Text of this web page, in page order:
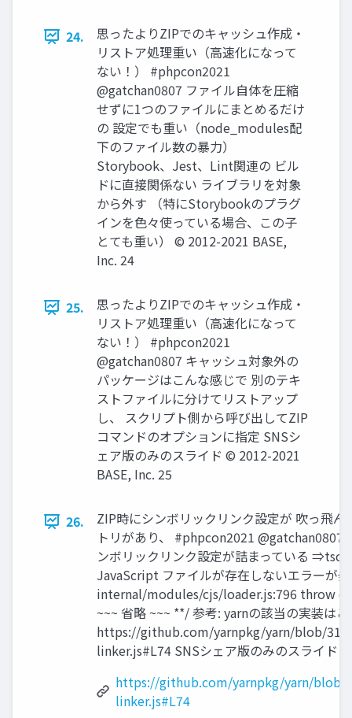
24.
思ったよりZIPでのキャッシュ作成・
リストア処理重い（高速化になって
ない！） #phpcon2021
@gatchan0807 ファイル自体を圧縮
せずに1つのファイルにまとめるだけ
の 設定でも重い（node_modules配
下のファイル数の暴力）
Storybook、Jest、Lint関連の ビル
ドに直接関係ない ライブラリを対象
から外す （特にStorybookのプラグ
インを色々使っている場合、この子
とても重い） © 2012-2021 BASE,
Inc. 24
25.
思ったよりZIPでのキャッシュ作成・
リストア処理重い（高速化になって
ない！） #phpcon2021
@gatchan0807 キャッシュ対象外の
パッケージはこんな感じで 別のテキ
ストファイルに分けてリストアップ
し、 スクリプト側から呼び出してZIP
コマンドのオプションに指定 SNSシ
ェア版のみのスライド © 2012-2021
BASE, Inc. 25
26.
ZIP時にシンボリックリンク設定が 吹っ飛
トリがあり、 #phpcon2021
ンボリックリンク設定が詰まっている ⇒tsc
JavaScript ファイルが存在しないエラー
internal/modules/cjs/loader.js:796 throw
~~~ 省略 ~~~ **/ 参考: yarnの該当の実装は
https://github.com/yarnpkg/yarn/blob/
linker.js#L74 SNSシェア版のみのスライド
https://github.com/yarnpkg/yarn/blob/
linker.js#L74